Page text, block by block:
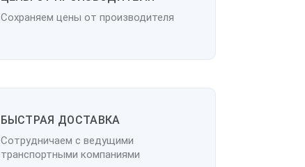
Сохраняем цены от производителя
БЫСТРАЯ ДОСТАВКА
Сотрудничаем с ведущими
транспортными компаниями